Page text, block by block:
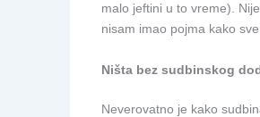
malo jeftini u to vreme).
nisam imao pojma kako sve
Ništa bez sudbinskog
Neverovatno je kako